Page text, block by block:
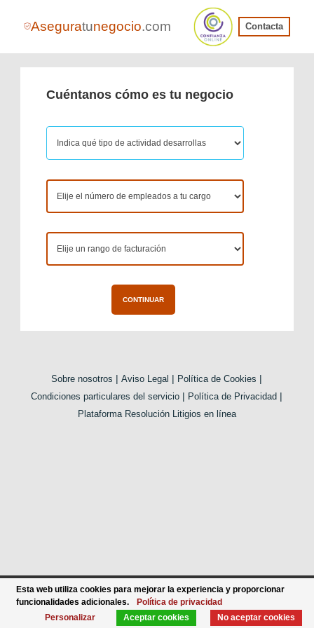
Aseguratunegocio.com Contacta
Cuéntanos cómo es tu negocio
CONTINUAR
Sobre nosotros |Aviso Legal | Política de Cookies |
Condiciones particulares del servicio | Política de Privacidad |
Plataforma Resolución Litigios en línea
Esta web utiliza cookies para mejorar la experiencia y proporcionar
funcionalidades adicionales.
Política de privacidad
No aceptar cookies
Aceptar cookies
Personalizar